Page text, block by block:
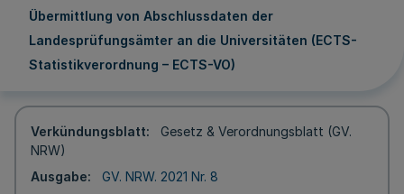
Übermittlung von Abschlussdaten der
Landesprüfungsämter an die Universitäten (ECTS-
Statistikverordnung – ECTS-VO)
Verkündungsblatt
Gesetz & Verordnungsblatt (GV.
NRW)
Ausgabe
GV. NRW. 2021 Nr. 8